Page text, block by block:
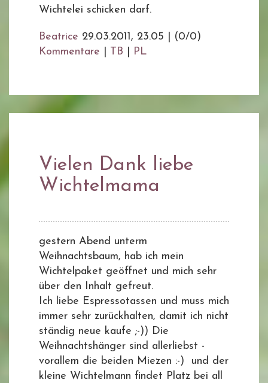
Wichtelei schicken darf.
Beatrice 29.03.2011, 23.05
(0/0)
Kommentare
TB PL
Vielen Dank liebe
Wichtelmama
gestern Abend unterm
Weihnachtsbaum, hab ich mein
Wichtelpaket geöffnet und mich sehr
über den Inhalt gefreut.
Ich liebe Espressotassen und muss mich
immer sehr zurückhalten, damit ich nicht
ständig neue kaufe ;-)) Die
Weihnachtshänger sind allerliebst -
vorallem die beiden Miezen :-) und der
kleine Wichtelmann findet Platz bei all